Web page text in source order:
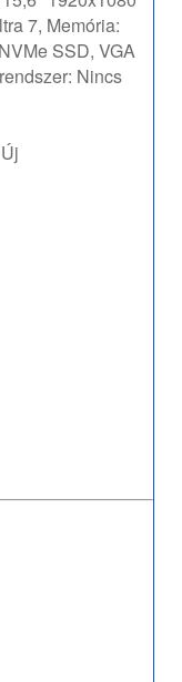
7, Memória:
SSD, VGA
Nincs
Új